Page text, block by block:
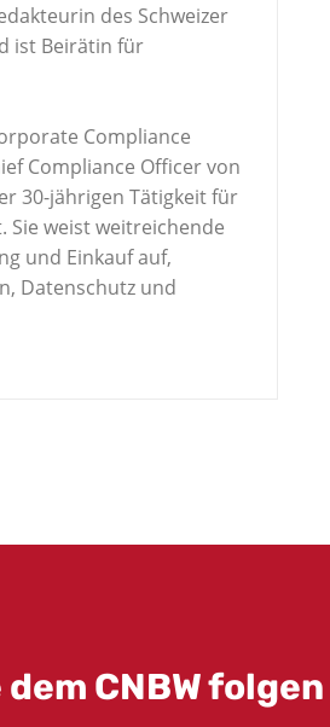
des Schweizer
ist Beirätin für
Compliance
Compliance Officer von
30-jährigen Tätigkeit für
Sie weist weitreichende
und Einkauf auf,
Datenschutz und
CNBW folgen